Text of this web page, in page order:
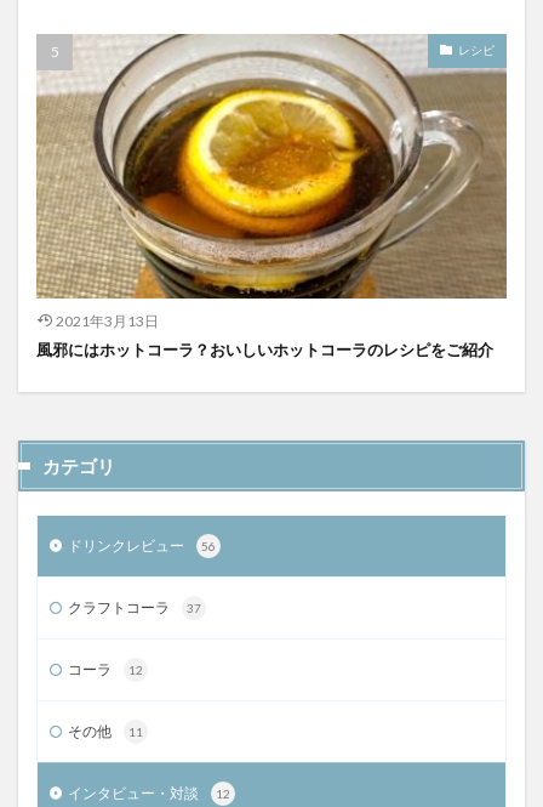
レシピ
2021年3月13日
風邪にはホットコーラ？おいしいホットコーラのレシピをご紹介
カテゴリ
ドリンクレビュー 56
クラフトコーラ 37
コーラ 12
その他 11
インタビュー・対談 12